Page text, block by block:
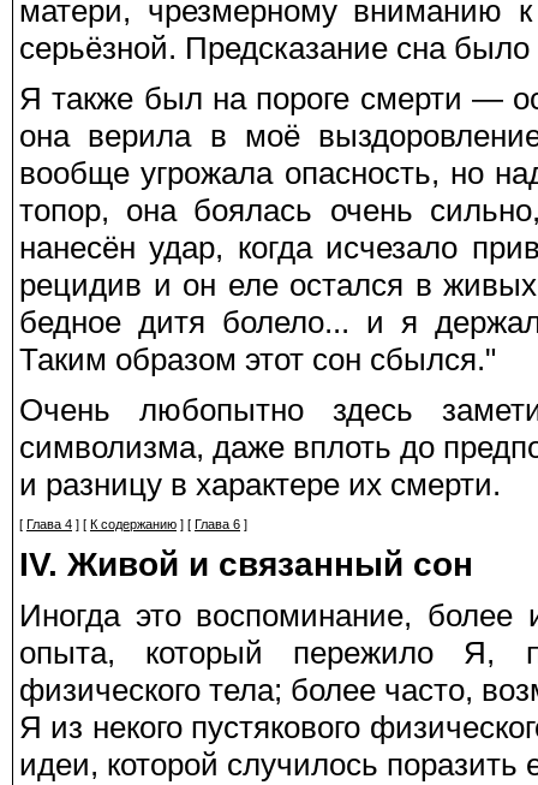
матери, чрезмерному вниманию к
серьёзной. Предсказание сна
Я также был на пороге смерти —
она верила в моё
вообще угрожала опасность, но
топор, она боялась очень
нанесён удар, когда исчезало
рецидив и он еле остался в
бедное дитя болело... и я
Таким образом этот сон сбылся."
Очень любопытно здесь
символизма, даже вплоть до
и разницу в характере их смерти.
[ Глава 4 ] [ К содержанию ] [ Глава 6 ]
IV. Живой и связанный сон
Иногда это воспоминание, более
опыта, который пережило Я,
физического тела; более часто,
Я из некого пустякового
идеи, которой случилось поразить